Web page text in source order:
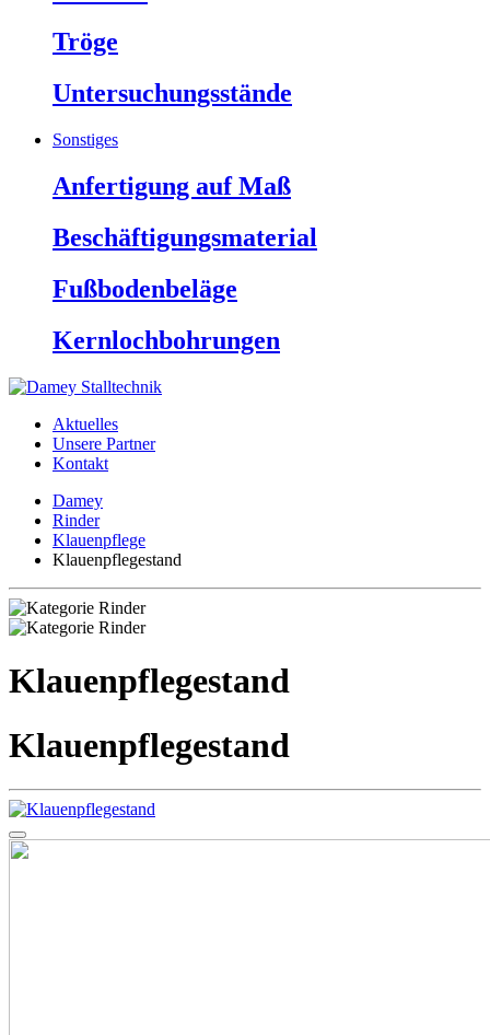
Tröge
Untersuchungsstände
Sonstiges
Anfertigung auf Maß
Beschäftigungsmaterial
Fußbodenbeläge
Kernlochbohrungen
Aktuelles
Unsere Partner
Kontakt
Damey
Rinder
Klauenpflege
Klauenpflegestand
Klauenpflegestand
Klauenpflegestand